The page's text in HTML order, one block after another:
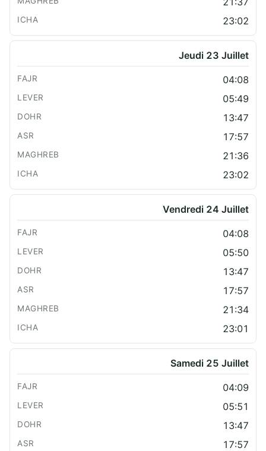
23:02
Jeudi 23 Juillet
04:08
05:49
13:47
17:57
21:36
23:02
Vendredi 24 Juillet
04:08
05:50
13:47
17:57
21:34
23:01
Samedi 25 Juillet
04:09
05:51
13:47
17:57